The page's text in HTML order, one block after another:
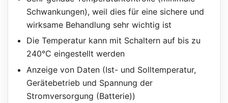
Schwankungen), weil dies für eine sichere und
wirksame Behandlung sehr wichtig ist
Die Temperatur kann mit Schaltern auf bis zu
240°C eingestellt werden
Anzeige von Daten (Ist- und Solltemperatur,
Gerätebetrieb und Spannung der
Stromversorgung (Batterie))